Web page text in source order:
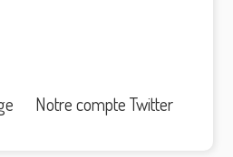
Notre compte Twitter